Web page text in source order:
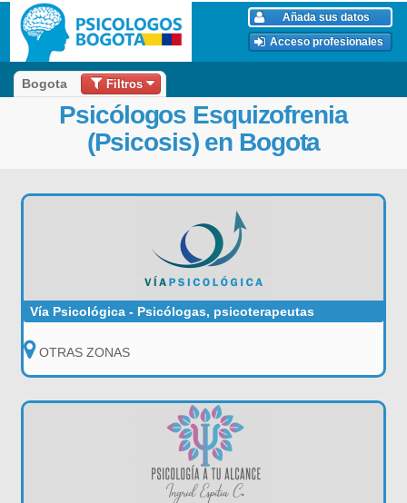
Añada sus datos
Acceso profesionales
Bogota Filtros
Psicólogos Esquizofrenia
(Psicosis) en Bogota
Vía Psicológica - Psicólogas, psicoterapeutas
OTRAS ZONAS